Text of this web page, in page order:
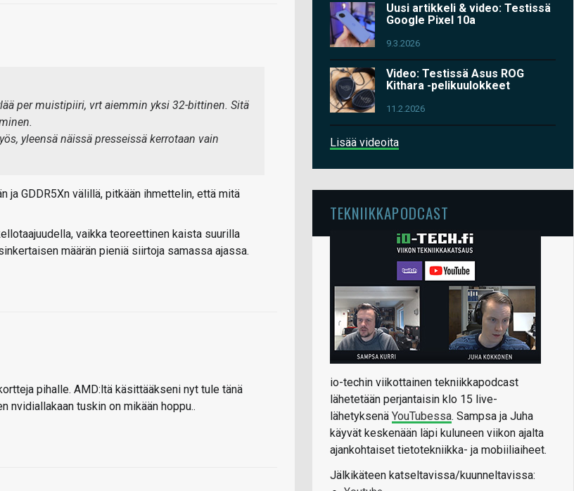
per muistipiiri, vrt aiemmin yksi 32-bittinen. Sitä
yleensä näissä presseissä kerrotaan vain
GDDR5Xn välillä, pitkään ihmettelin, että mitä
vaikka teoreettinen kaista suurilla
määrän pieniä siirtoja samassa ajassa.
pihalle. AMD:ltä käsittääkseni nyt tule tänä
nvidiallakaan tuskin on mikään hoppu..
Uusi artikkeli & video: Testissä
Google Pixel 10a
9.3.2026
Video: Testissä Asus ROG
Kithara -pelikuulokkeet
11.2.2026
Lisää videoita
TEKNIIKKAPODCAST
io-techin viikottainen tekniikkapodcast
lähetetään perjantaisin klo 15 live-
lähetyksenä YouTubessa. Sampsa ja Juha
käyvät keskenään läpi kuluneen viikon ajalta
ajankohtaiset tietotekniikka- ja mobiiliaiheet.
Jälkikäteen katseltavissa/kuunneltavissa: